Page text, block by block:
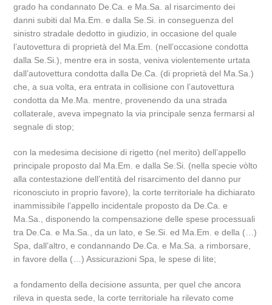
grado ha condannato De.Ca. e Ma.Sa. al risarcimento dei
danni subiti dal Ma.Em. e dalla Se.Si. in conseguenza del
sinistro stradale dedotto in giudizio, in occasione del quale
l’autovettura di proprietà del Ma.Em. (nell’occasione condotta
dalla Se.Si.), mentre era in sosta, veniva violentemente urtata
dall’autovettura condotta dalla De.Ca. (di proprietà del Ma.Sa.)
che, a sua volta, era entrata in collisione con l’autovettura
condotta da Me.Ma. mentre, provenendo da una strada
collaterale, aveva impegnato la via principale senza fermarsi al
segnale di stop;
con la medesima decisione di rigetto (nel merito) dell’appello
principale proposto dal Ma.Em. e dalla Se.Si. (nella specie vòlto
alla contestazione dell’entità del risarcimento del danno pur
riconosciuto in proprio favore), la corte territoriale ha dichiarato
inammissibile l’appello incidentale proposto da De.Ca. e
Ma.Sa., disponendo la compensazione delle spese processuali
tra De.Ca. e Ma.Sa., da un lato, e Se.Si. ed Ma.Em. e della (…)
Spa, dall’altro, e condannando De.Ca. e Ma.Sa. a rimborsare,
in favore della (…) Assicurazioni Spa, le spese di lite;
a fondamento della decisione assunta, per quel che ancora
rileva in questa sede, la corte territoriale ha rilevato come